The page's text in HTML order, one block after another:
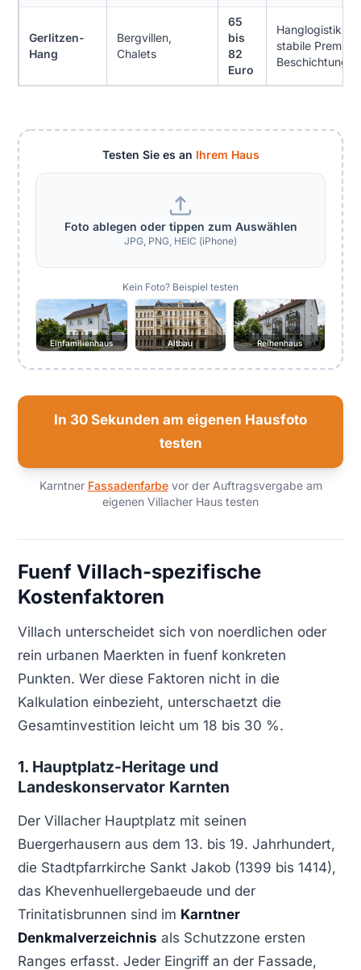
Gerlitzen-
Hang
Bergvillen,
Chalets
65
bis
82
Euro
Hanglogistik,
stabile
Beschichtung
Testen Sie es an Ihrem Haus
Foto ablegen oder tippen zum Auswählen
JPG, PNG, HEIC (iPhone)
Kein Foto? Beispiel testen
Einfamilienhaus Altbau Reihenhaus
In 30 Sekunden am eigenen Hausfoto
testen
Karntner Fassadenfarbevor der Auftragsvergabe am
eigenen Villacher Haus testen
Fuenf Villach-spezifische
Kostenfaktoren
Villach unterscheidet sich von noerdlichen oder
rein urbanen Maerkten in fuenf konkreten
Punkten. Wer diese Faktoren nicht in die
Kalkulation einbezieht, unterschaetzt die
Gesamtinvestition leicht um 18 bis 30 %.
1. Hauptplatz-Heritage und
Landeskonservator Karnten
Der Villacher Hauptplatz mit seinen
Buergerhausern aus dem 13. bis 19. Jahrhundert,
die Stadtpfarrkirche Sankt Jakob (1399 bis 1414),
das Khevenhuellergebaeude und der
Trinitatisbrunnen sind im Karntner
Denkmalverzeichnis als Schutzzone ersten
Ranges erfasst. Jeder Eingriff an der Fassade,